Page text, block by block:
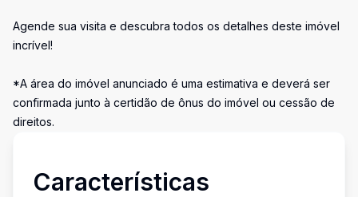
Agende sua visita e descubra todos os detalhes deste imóvel
incrível!
*A área do imóvel anunciado é uma estimativa e deverá ser
confirmada junto à certidão de ônus do imóvel ou cessão de
direitos.
Características